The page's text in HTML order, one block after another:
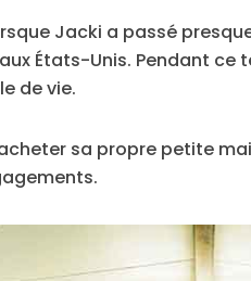
Jacki a passé
États-Unis. Pendant ce
de vie.
sa propre petite